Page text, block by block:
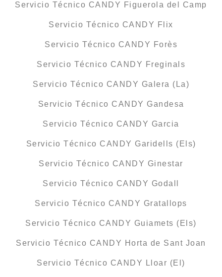
Servicio Técnico CANDY Figuerola del Camp
Servicio Técnico CANDY Flix
Servicio Técnico CANDY Forès
Servicio Técnico CANDY Freginals
Servicio Técnico CANDY Galera (La)
Servicio Técnico CANDY Gandesa
Servicio Técnico CANDY Garcia
Servicio Técnico CANDY Garidells (Els)
Servicio Técnico CANDY Ginestar
Servicio Técnico CANDY Godall
Servicio Técnico CANDY Gratallops
Servicio Técnico CANDY Guiamets (Els)
Servicio Técnico CANDY Horta de Sant Joan
Servicio Técnico CANDY Lloar (El)